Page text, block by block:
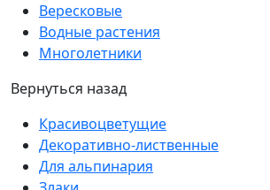
Вересковые
Водные растения
Многолетники
Вернуться назад
Красивоцветущие
Декоративно-лиственные
Для альпинария